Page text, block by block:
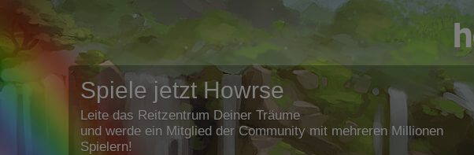
Spiele jetzt Howrse
Leite das Reitzentrum Deiner Träume
und werde ein Mitglied der Community mit mehreren Millionen
Spielern!